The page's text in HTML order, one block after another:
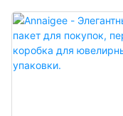
повышению
упаковочных коробок для
логотипом, колец,
других украшений. Их